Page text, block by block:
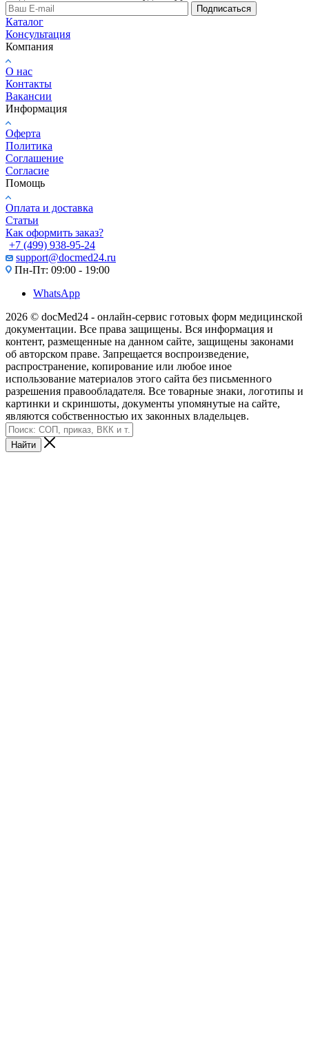
Подписаться
Каталог
Консультация
Компания
О нас
Контакты
Вакансии
Информация
Оферта
Политика
Соглашение
Согласие
Помощь
Оплата и доставка
Статьи
Как оформить заказ?
+7 (499) 938-95-24
support@docmed24.ru
Пн-Пт: 09:00 - 19:00
WhatsApp
2026 © docMed24 - онлайн-сервис готовых форм медицинской
документации. Все права защищены. Вся информация и
контент, размещенные на данном сайте, защищены законами
об авторском праве. Запрещается воспроизведение,
распространение, копирование или любое иное
использование материалов этого сайта без письменного
разрешения правообладателя. Все товарные знаки, логотипы и
картинки и скриншоты, документы упомянутые на сайте,
являются собственностью их законных владельцев.
Найти